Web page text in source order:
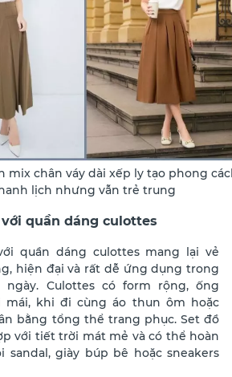
mix chân váy dài xếp ly tạo phong
lịch nhưng vẫn trẻ trung
quần dáng culottes
quần dáng culottes mang lại vẻ
hiện đại và rất dễ ứng dụng trong
ngày. Culottes có form rộng, ống
mái, khi đi cùng áo thun ôm hoặc
bằng tổng thể trang phục. Set đồ
với tiết trời mát mẻ và có thể hoàn
giày búp bê hoặc sneakers